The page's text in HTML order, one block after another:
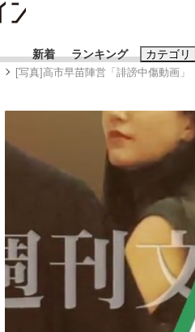
新着 ランキング カテゴリ
敗する。でも…」本田圭佑が初めて明
年
おすすめのキー
#藤田晋 #三山凌
#玉木雄一郎
#亀
[写真]高市早苗陣営「誹謗中傷動画